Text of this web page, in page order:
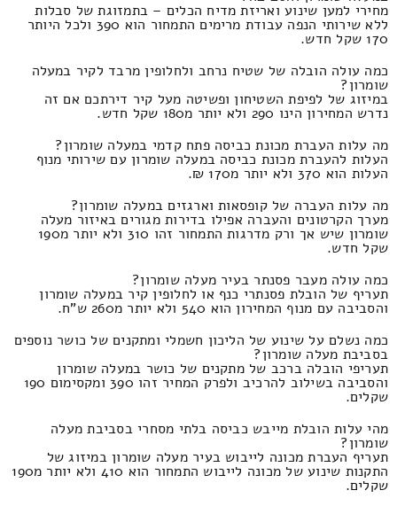
מחירי למען שינוע ואריזת מדיח הכלים – בתמזוגת של סבלות
ללא שירותי הנפה עבודת מרימים התמחור הוא 390 ולכל היותר
170 שקל חדש.
כמה עולה הובלה של שטיח נרחב ולחלופין מרבד לקיר במעלה
שומרון?
במיזוג של לפיפת השטיחון ופשיטה מעל קיר דירתכם אם זה
נדרש המחירון הינו 290 ולא יותר מ180 שקל חדש.
מה עלות העברת מכונת כביסה פתח קדמי במעלה שומרון?
העלות להעברת מכונת כביסה במעלה שומרון עם שירותי מנוף
העלות הוא 370 ולא יותר מ170 ₪.
מה עלות העברה של קופסאות וארגזים במעלה שומרון?
מערך הקרטונים והעברה אפילו בדירות מגורים באיזור מעלה
שומרון שיש אך ורק מדרגות התמחור זהו 310 ולא יותר מ190
שקל חדש.
כמה עולה מעבר פסנתר בעיר מעלה שומרון?
תעריף של הובלת פסנתרי כנף או לחלופין קיר במעלה שומרון
והסביבה עם מנוף המחירון הוא 540 ולא יותר מ260 ש"ח.
כמה נשלם על שינוע של הליכון חשמלי ומתקנים של כושר נוספים
בסביבת מעלה שומרון?
תעריפי הובלה ברכב של מתקנים של כושר במעלה שומרון
והסביבה בשילוב להרכיב ולפרק המחיר זהו 390 ומקסימום 190
שקלים.
מהי עלות הובלת מייבש כביסה בלתי מסחרי בסביבת מעלה
שומרון?
תעריף העברת מכונה לייבוש בעיר מעלה שומרון במיזוג של
התקנות שינוע של מכונה לייבוש התמחור הוא 410 ולא יותר מ190
שקלים.